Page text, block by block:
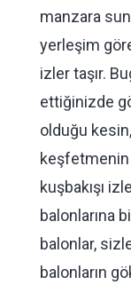
manzara
yerleşim
izler taşır.
ettiğinizde
olduğu
keşfetmenin
kuşbakışı
balonlarına
balonlar,
balonların